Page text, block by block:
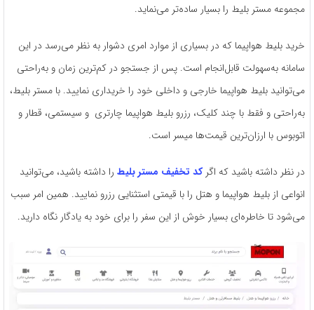
مجموعه مستر بلیط را بسیار ساده‌تر می‌نماید.
خرید بلیط هواپیما که در بسیاری از موارد امری دشوار به نظر می‌رسد در این
سامانه به‌سهولت قابل‌انجام است. پس از جستجو در کم‌ترین زمان و به‌راحتی
می‌توانید بلیط هواپیما خارجی و داخلی خود را خریداری نمایید. با مستر بلیط،
به‌راحتی و فقط با چند کلیک، رزرو بلیط هواپیما چارتری و سیستمی، قطار و
اتوبوس با ارزان‌ترین قیمت‌ها میسر است.
در نظر داشته باشید که اگرکد تخفیف مستر بلیط را داشته باشید، می‌توانید
انواعی از بلیط هواپیما و هتل را با قیمتی استثنایی رزرو نمایید. همین امر سبب
می‌شود تا خاطره‌ای بسیار خوش از این سفر را برای خود به یادگار نگاه دارید.